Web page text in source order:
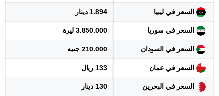
السعر في ليبيا 1.894 دينار
السعر في سوريا 3.850.000 ليرة
السعر في السودان 210.000 جنيه
السعر في عمان 133 ريال
السعر في البحرين 130 دينار